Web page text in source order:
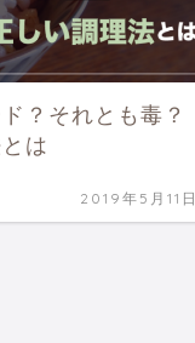
？それとも毒？
は
2019年5月11日